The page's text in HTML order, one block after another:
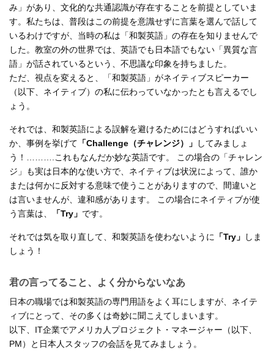
み」があり、文化的な共通認識が存在することを前提としていま
す。私たちは、普段はこの前提を意識せずに言葉を選んで話して
いるわけですが、当時の私は「和製英語」の存在を知りませんで
した。教室の外の世界では、英語でも日本語でもない「異質な言
語」が話されているという、不思議な印象を持ちました。
ただ、視点を変えると、「和製英語」がネイティブスピーカー
（以下、ネイティブ）の私に伝わっていなかったとも言えるでし
ょう。
それでは、和製英語による誤解を避けるためにはどうすればいい
か、事例を挙げて 「Challenge（チャレンジ）」
してみましょ
う！……….これもなんだか妙な英語です。 この場合の「チャレン
ジ」も実は日本的な使い方で、ネイティブは状況によって、誰か
または何かに反対する意味で使うことがありますので、間違いと
は言いませんが、違和感があります。 この場合にネイティブが使
う言葉は、
「Try」 です。
それでは気を取り直して、和製英語を使わないように 「Try」
しま
しょう！
君の言ってること、よく分からないなあ
日本の職場では和製英語の専門用語をよく耳にしますが、ネイテ
ィブにとって、その多くは奇妙に聞こえてしまいます。
以下、IT企業でアメリカ人プロジェクト・マネージャー（以下、
PM）と日本人スタッフの会話を見てみましょう。